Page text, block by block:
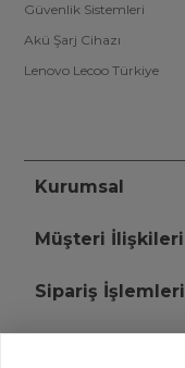
Güvenlik Sistemleri
Akü Şarj Cihazı
Lenovo Lecoo Türkiye
Kurumsal
Müşteri İlişkileri
Sipariş İşlemleri